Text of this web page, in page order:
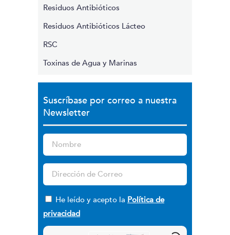
Residuos Antibióticos
Residuos Antibióticos Lácteo
RSC
Toxinas de Agua y Marinas
Suscríbase por correo a nuestra
Newsletter
He leído y acepto la Política de
privacidad